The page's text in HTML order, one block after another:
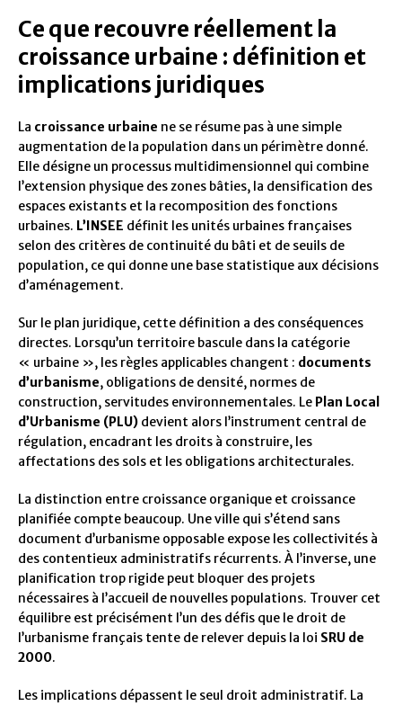
Ce que recouvre réellement la
croissance urbaine : définition et
implications juridiques
La croissance urbaine ne se résume pas à une simple
augmentation de la population dans un périmètre donné.
Elle désigne un processus multidimensionnel qui combine
l’extension physique des zones bâties, la densification des
espaces existants et la recomposition des fonctions
urbaines. L’INSEE définit les unités urbaines françaises
selon des critères de continuité du bâti et de seuils de
population, ce qui donne une base statistique aux décisions
d’aménagement.
Sur le plan juridique, cette définition a des conséquences
directes. Lorsqu’un territoire bascule dans la catégorie
« urbaine », les règles applicables changent : documents
d’urbanisme, obligations de densité, normes de
construction, servitudes environnementales. Le Plan Local
d’Urbanisme (PLU) devient alors l’instrument central de
régulation, encadrant les droits à construire, les
affectations des sols et les obligations architecturales.
La distinction entre croissance organique et croissance
planifiée compte beaucoup. Une ville qui s’étend sans
document d’urbanisme opposable expose les collectivités à
des contentieux administratifs récurrents. À l’inverse, une
planification trop rigide peut bloquer des projets
nécessaires à l’accueil de nouvelles populations. Trouver cet
équilibre est précisément l’un des défis que le droit de
l’urbanisme français tente de relever depuis la loi SRU de
2000.
Les implications dépassent le seul droit administratif. La